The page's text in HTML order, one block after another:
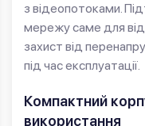
з відеопотоками.
мережу саме для
захист від
під час експлуатації.
Компактний
використання